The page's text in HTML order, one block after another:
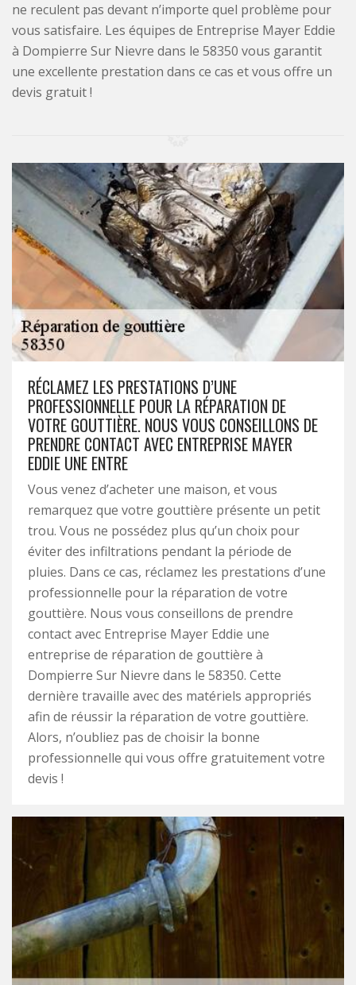
ne reculent pas devant n’importe quel problème pour
vous satisfaire. Les équipes de Entreprise Mayer Eddie
à Dompierre Sur Nievre dans le 58350 vous garantit
une excellente prestation dans ce cas et vous offre un
devis gratuit !
RÉCLAMEZ LES PRESTATIONS D’UNE
PROFESSIONNELLE POUR LA RÉPARATION DE
VOTRE GOUTTIÈRE. NOUS VOUS CONSEILLONS DE
PRENDRE CONTACT AVEC ENTREPRISE MAYER
EDDIE UNE ENTRE
Vous venez d’acheter une maison, et vous
remarquez que votre gouttière présente un petit
trou. Vous ne possédez plus qu’un choix pour
éviter des infiltrations pendant la période de
pluies. Dans ce cas, réclamez les prestations d’une
professionnelle pour la réparation de votre
gouttière. Nous vous conseillons de prendre
contact avec Entreprise Mayer Eddie une
entreprise de réparation de gouttière à
Dompierre Sur Nievre dans le 58350. Cette
dernière travaille avec des matériels appropriés
afin de réussir la réparation de votre gouttière.
Alors, n’oubliez pas de choisir la bonne
professionnelle qui vous offre gratuitement votre
devis !